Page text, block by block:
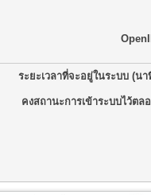
ระยะเวลาที่จะอยู่ในระบบ (นา
คงสถานะการเข้าระบบไว้ตล